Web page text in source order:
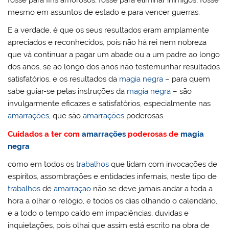
mesmo em assuntos de estado e para vencer guerras.
E a verdade, é que os seus resultados eram amplamente
apreciados e reconhecidos, pois não há rei nem nobreza
que vá continuar a pagar um abade ou a um padre ao longo
dos anos, se ao longo dos anos não testemunhar resultados
satisfatórios, e os resultados da magia negra – para quem
sabe guiar-se pelas instruções da magia negra – são
invulgarmente eficazes e satisfatórios, especialmente nas
amarrações, que sãoamarrações poderosas.
Cuidados a ter comamarrações poderosas de magia
negra
como em todos ostrabalhos que lidam com invocações de
espíritos, assombrações e entidades infernais, neste tipo de
trabalhos deamarraçao não se deve jamais andar a toda a
hora a olhar o relógio, e todos os dias olhando o calendário,
e a todo o tempo caído em impaciências, duvidas e
inquietações, pois olhai que assim está escrito na obra de